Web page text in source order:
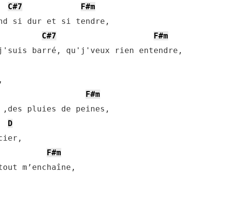
C#7
F#m
si dur et si tendre,
C#7
F#m
barré, qu'j'veux rien entendre,
F#m
pluies de peines,
D
F#m
m’enchaîne,